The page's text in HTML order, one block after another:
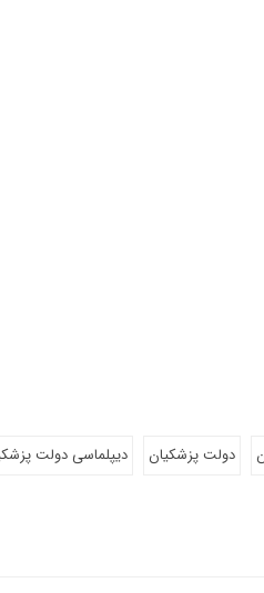
دولت پزشکیان
دیپلماسی دولت